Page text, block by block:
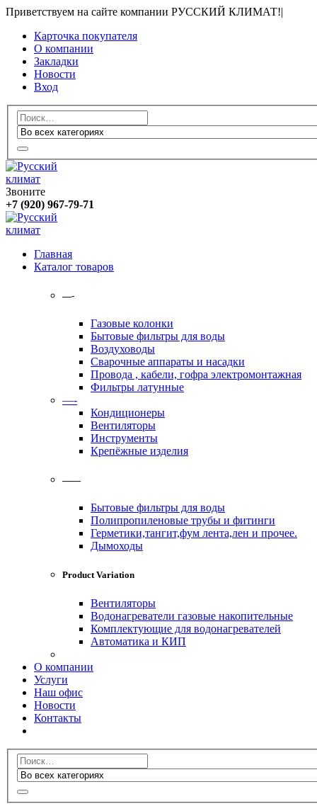
Приветствуем на сайте компании РУССКИЙ КЛИМАТ!|
Карточка покупателя
О компании
Закладки
Новости
Вход
Звоните
+7 (920) 967-79-71
Главная
Каталог товаров
—-
Газовые колонки
Бытовые фильтры для воды
Воздуховоды
Сварочные аппараты и насадки
Провода , кабели, гофра электромонтажная
Фильтры латунные
—-
Кондиционеры
Вентиляторы
Инструменты
Крепёжные изделия
——
Бытовые фильтры для воды
Полипропиленовые трубы и фитинги
Герметики,тангит,фум лента,лен и прочее.
Дымоходы
Product Variation
Вентиляторы
Водонагреватели газовые накопительные
Комплектующие для водонагревателей
Автоматика и КИП
О компании
Услуги
Наш офис
Новости
Контакты